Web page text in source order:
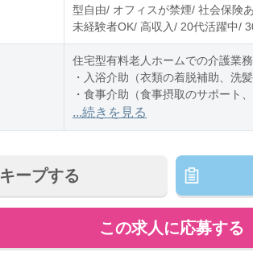
型自由/ オフィスが禁煙/ 社会保険
未経験者OK/ 高収入/ 20代活躍中/
住宅型有料老人ホームでの介護業
・入浴介助（衣類の着脱補助、洗
・食事介助（食事摂取のサポート
・排泄介助（トイレへの誘導、見
...続きを見る
キープする
この求人に応募する